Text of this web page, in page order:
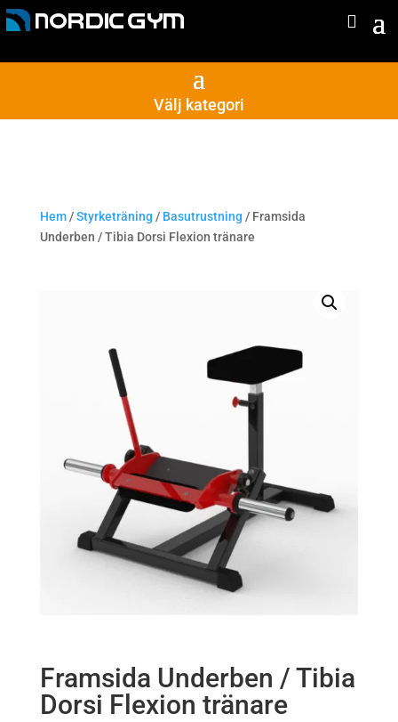
Välj kategori
Hem/Styrketräning / Basutrustning / Framsida
Underben / Tibia Dorsi Flexion tränare
Framsida Underben / Tibia
Dorsi Flexion tränare